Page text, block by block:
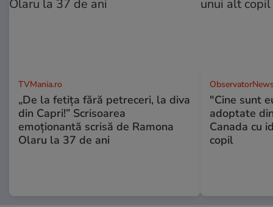
TVMania.ro
„De la fetița fără petreceri, la diva
din Capri!” Scrisoarea
emoționantă scrisă de Ramona
Olaru la 37 de ani
"Cine sunt
adoptate
Canada cu
copil